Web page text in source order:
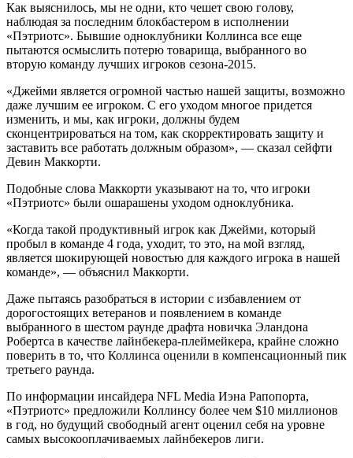
Как выяснилось, мы не одни, кто чешет свою голову,
наблюдая за последним блокбастером в исполнении
«Пэтриотс». Бывшие одноклубники Коллинса все еще
пытаются осмыслить потерю товарища, выбранного во
вторую команду лучших игроков сезона-2015.
«Джейми является огромной частью нашей защиты, возможно
даже лучшим ее игроком. С его уходом многое придется
изменить, и мы, как игроки, должны будем
сконцентрироваться на том, как скорректировать защиту и
заставить все работать должным образом», — сказал сейфти
Девин Маккорти.
Подобные слова Маккорти указывают на то, что игроки
«Пэтриотс» были ошарашены уходом одноклубника.
«Когда такой продуктивный игрок как Джейми, который
пробыл в команде 4 года, уходит, то это, на мой взгляд,
является шокирующей новостью для каждого игрока в нашей
команде», — объяснил Маккорти.
Даже пытаясь разобраться в истории с избавлением от
дорогостоящих ветеранов и появлением в команде
выбранного в шестом раунде драфта новичка Эландона
Робертса в качестве лайнбекера-плеймейкера, крайне сложно
поверить в то, что Коллинса оценили в компенсационный пик
третьего раунда.
По информации инсайдера NFL Media Иэна Рапопорта,
«Пэтриотс» предложили Коллинсу более чем $10 миллионов
в год, но будущий свободный агент оценил себя на уровне
самых высокооплачиваемых лайнбекеров лиги.